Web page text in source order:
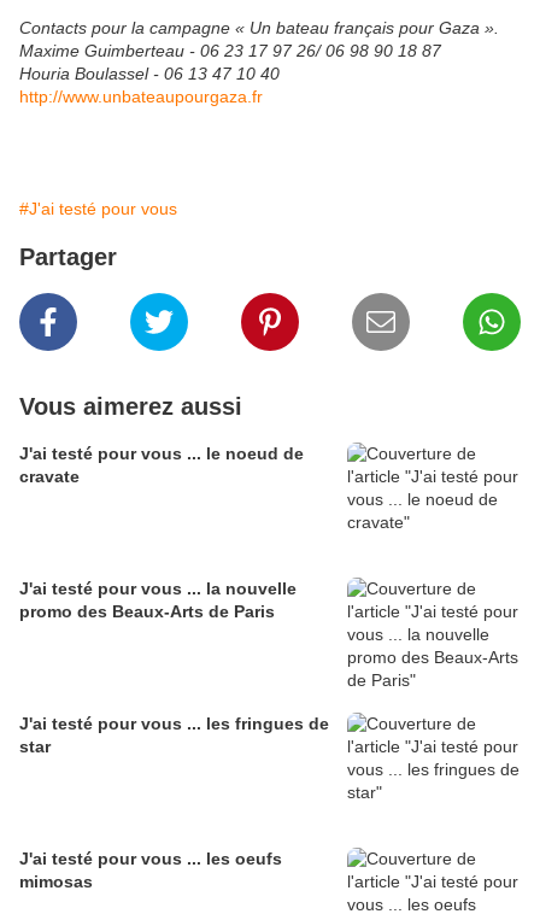
Contacts pour la campagne « Un bateau français pour Gaza ».
Maxime Guimberteau - 06 23 17 97 26/ 06 98 90 18 87
Houria Boulassel - 06 13 47 10 40
http://www.unbateaupourgaza.fr
#J'ai testé pour vous
Partager
Vous aimerez aussi
J'ai testé pour vous ... le noeud de
cravate
J'ai testé pour vous ... la nouvelle
promo des Beaux-Arts de Paris
J'ai testé pour vous ... les fringues de
star
J'ai testé pour vous ... les oeufs
mimosas